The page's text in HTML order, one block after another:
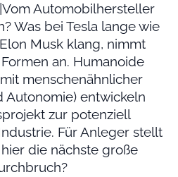
Automobilhersteller
Was bei Tesla lange wie
Musk klang, nimmt
an. Humanoide
menschenähnlicher
Autonomie) entwickeln
zur potenziell
Für Anleger stellt
die nächste große